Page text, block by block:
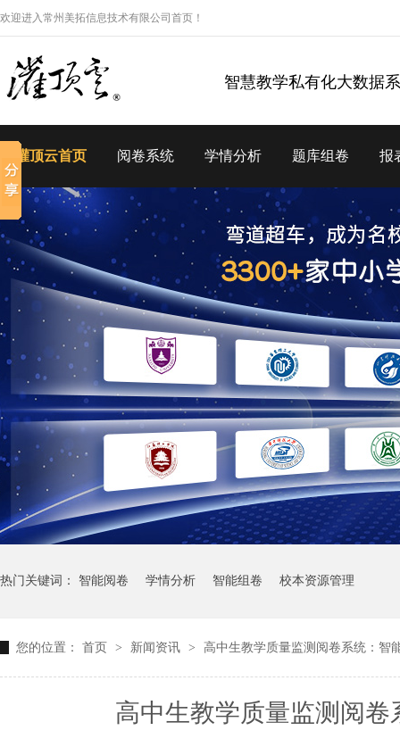
欢迎进入常州美拓信息技术有限公司首页！
智慧教学私有化大数据
灌顶云首页 阅卷系统 学情分析 题库组卷 报
热门关键词： 智能阅卷 学情分析 智能组卷 校本资源管理
您的位置： 首页 > 新闻资讯 > 高中生教学质量监测阅卷系统：智
高中生教学质量监测阅